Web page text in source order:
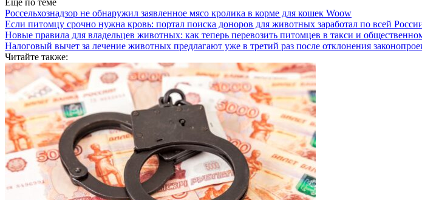
Еще по теме
Россельхознадзор не обнаружил заявленное мясо кролика в корме для кошек Woow
Если питомцу срочно нужна кровь: портал поиска доноров для животных заработал по всей
Новые правила для владельцев животных: как теперь перевозить питомцев в такси и
Налоговый вычет за лечение животных предлагают уже в третий раз после отклонения
Читайте также: